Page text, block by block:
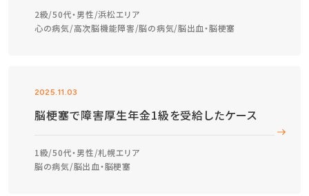
2級 50代・男性 浜松エリア
心の病気 高次脳機能障害 脳の病気 脳出血・脳梗塞
2025.11.03
脳梗塞で障害厚生年金1級を受給したケース
1級 50代・男性 札幌エリア
脳の病気 脳出血・脳梗塞